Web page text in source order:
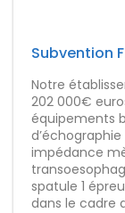
Subvention
Notre
202 000€
équipements
impédance
spatule 1
dans le cadre